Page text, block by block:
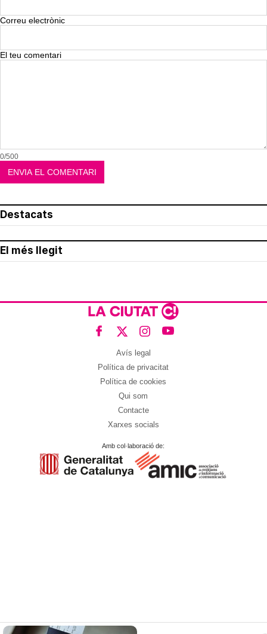
Correu electrònic
El teu comentari
0/500
Destacats
El més llegit
Avís legal
Política de privacitat
Política de cookies
Qui som
Contacte
Xarxes socials
Amb col·laboració de: